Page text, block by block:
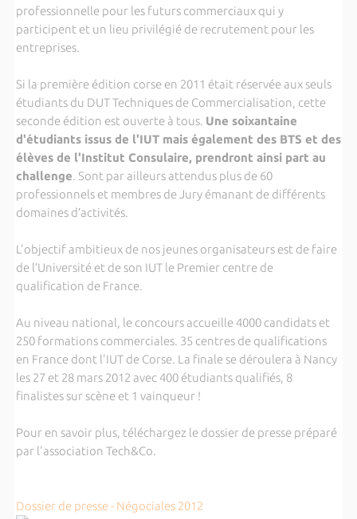
professionnelle pour les futurs commerciaux qui y
participent et un lieu privilégié de recrutement pour les
entreprises.
Si la première édition corse en 2011 était réservée aux seuls
étudiants du DUT Techniques de Commercialisation, cette
seconde édition est ouverte à tous. Une soixantaine
d'étudiants issus de l'IUT mais également des BTS et des
élèves de l'Institut Consulaire, prendront ainsi part au
challenge. Sont par ailleurs attendus plus de 60
professionnels et membres de Jury émanant de différents
domaines d’activités.
L'objectif ambitieux de nos jeunes organisateurs est de faire
de l’Université et de son IUT le Premier centre de
qualification de France.
Au niveau national, le concours accueille 4000 candidats et
250 formations commerciales. 35 centres de qualifications
en France dont l'IUT de Corse. La finale se déroulera à Nancy
les 27 et 28 mars 2012 avec 400 étudiants qualifiés, 8
finalistes sur scène et 1 vainqueur !
Pour en savoir plus, téléchargez le dossier de presse préparé
par l'association Tech&Co.
Dossier de presse - Négociales 2012